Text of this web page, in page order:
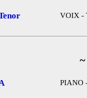
VOIX -
PIANO